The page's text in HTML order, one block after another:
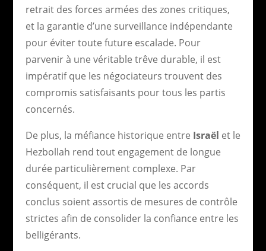
retrait des forces armées des zones critiques,
et la garantie d’une surveillance indépendante
pour éviter toute future escalade. Pour
parvenir à une véritable trêve durable, il est
impératif que les négociateurs trouvent des
compromis satisfaisants pour tous les partis
concernés.
De plus, la méfiance historique entre Israël et le
Hezbollah rend tout engagement de longue
durée particulièrement complexe. Par
conséquent, il est crucial que les accords
conclus soient assortis de mesures de contrôle
strictes afin de consolider la confiance entre les
belligérants.